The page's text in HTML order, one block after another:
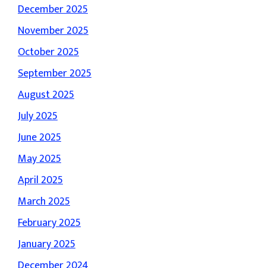
December 2025
November 2025
October 2025
September 2025
August 2025
July 2025
June 2025
May 2025
April 2025
March 2025
February 2025
January 2025